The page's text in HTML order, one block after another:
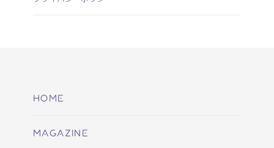
HOME
MAGAZINE